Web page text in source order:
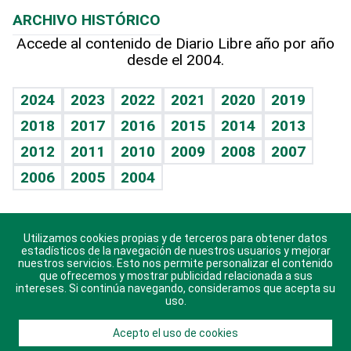
Hablando con el pediatra
Vida y familia
Eñe
Celebrando la vida
Sin complejos
En pocas palabras
Escuchando al corazón
Economía Personal
TBT Deportivo
Más firmas
Hecho en casa
Guía del dinero
Cumpleaños
Horóscopos
Crucigramas
ARCHIVO HISTÓRICO
Accede al contenido de Diario Libre año por año
desde el 2004.
2024 2023 2022 2021 2020
2019
2018
2017 2016 2015 2014
2013
2012
2011 2010 2009 2008
2007
2006
2005 2004
Descarga nuestras aplicaciones para Android, iOS y
sistema Huawei.
© 2021 Diario Libre, todos los derechos reservados.
Utilizamos cookies propias y de terceros para obtener datos
estadísticos de la navegación de nuestros usuarios y mejorar
nuestros servicios. Esto nos permite personalizar el contenido
que ofrecemos y mostrar publicidad relacionada a sus
intereses. Si continúa navegando, consideramos que acepta su
uso.
Acepto el uso de cookies